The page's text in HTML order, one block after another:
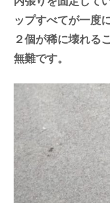
ップすべてが一度
２個が稀に壊れる
無難です。